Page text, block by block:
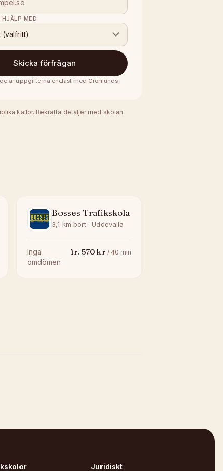
MED
(valfritt)
Skicka förfrågan
delar uppgifterna endast med Grönlunds
källor. Bekräfta detaljer med skolan
Bosses Trafikskola
3,1 km bort · Uddevalla
Inga
omdömen
fr. 570 kr / 40 min
Juridiskt